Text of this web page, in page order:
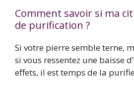
Comment savoir si ma
de purification ?
Si votre pierre semble terne,
si vous ressentez une baisse
effets, il est temps de la